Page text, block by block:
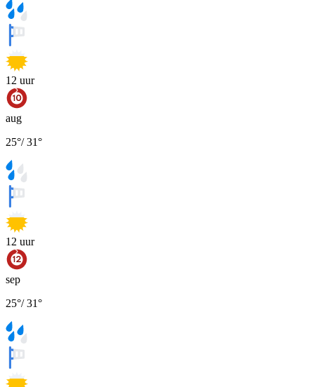
12 uur
aug
25°/31°
12 uur
sep
25°/31°